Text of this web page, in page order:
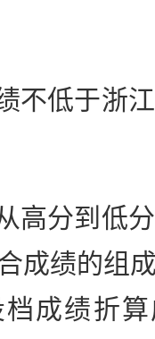
低于浙江
分到低分
成绩的组
成绩折